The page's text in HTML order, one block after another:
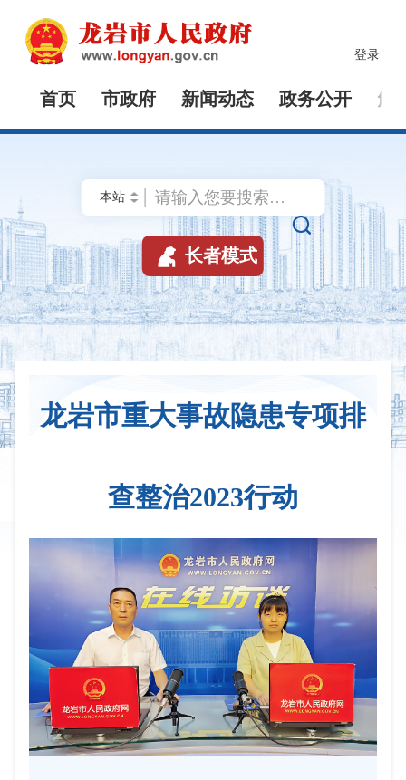
登录
首页 市政府 新闻动态 政务公开 解

 长者模式
龙岩市重大事故隐患专项排
查整治2023行动